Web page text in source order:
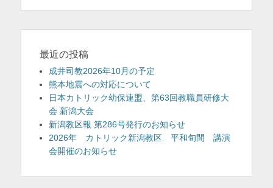
最近の投稿
成井司教2026年10月の予定
熊本地震への対応について
日本カトリック幼保連盟、第63回教職員研修大
会 新潟大会
新潟教区報 第286号発行のお知らせ
2026年 カトリック新潟教区 平和旬間 講演
会開催のお知らせ